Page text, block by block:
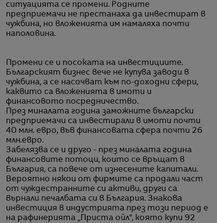
ситуацията се промени. Родните
предприемачи не престанаха да инвестират в
чужбина, но вложенията им намаляха почти
наполовина.
Промени се и посоката на инвестициите.
Българският бизнес вече не купува заводи в
чужбина, а се насочват към по-доходни сфери,
каквито са вложенията в имоти и
финансовото посредничество.
През миналата година заможните български
предприемачи са инвестирали в имоти почти
40 млн. евро, във финансовата сфера почти 26
млн.евро.
Забелязва се и друго - през миналата година
финансовите потоци, които се връщат в
България, са повече от изнесените капитали.
Вероятно някои от фирмите са продали част
от чуждестранните си активи, други са
върнали печалбата си в България. Знакова
инвестиция в индустрията през този период е
на рафинерията „Приста ойл", която купи 92